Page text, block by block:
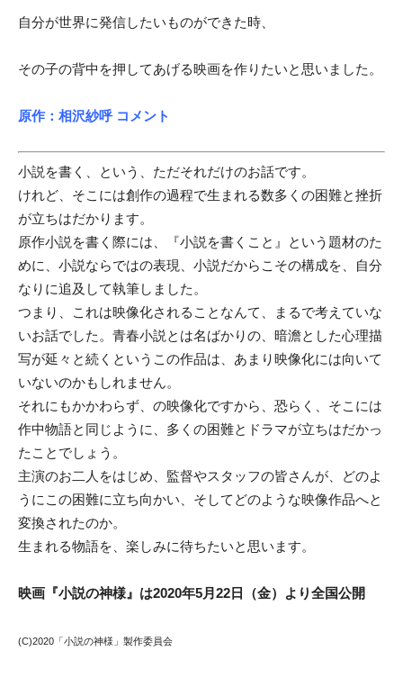
自分が世界に発信したいものができた時、
その子の背中を押してあげる映画を作りたいと思いました。
原作：相沢紗呼 コメント
小説を書く、という、ただそれだけのお話です。
けれど、そこには創作の過程で生まれる数多くの困難と挫折
が立ちはだかります。
原作小説を書く際には、『小説を書くこと』という題材のた
めに、小説ならではの表現、小説だからこその構成を、自分
なりに追及して執筆しました。
つまり、これは映像化されることなんて、まるで考えていな
いお話でした。青春小説とは名ばかりの、暗澹とした心理描
写が延々と続くというこの作品は、あまり映像化には向いて
いないのかもしれません。
それにもかかわらず、の映像化ですから、恐らく、そこには
作中物語と同じように、多くの困難とドラマが立ちはだかっ
たことでしょう。
主演のお二人をはじめ、監督やスタッフの皆さんが、どのよ
うにこの困難に立ち向かい、そしてどのような映像作品へと
変換されたのか。
生まれる物語を、楽しみに待ちたいと思います。
映画『小説の神様』は2020年5月22日（金）より全国公開
(C)2020「小説の神様」製作委員会